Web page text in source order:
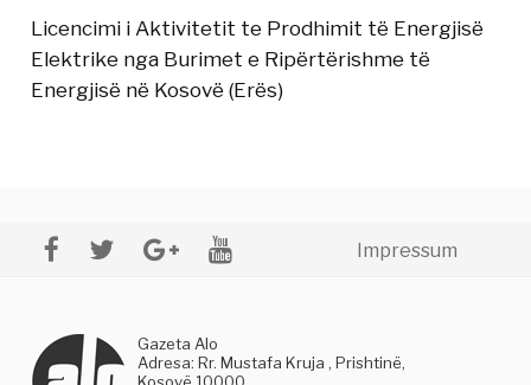
Licencimi i Aktivitetit te Prodhimit të Energjisë
Elektrike nga Burimet e Ripërtërishme të
Energjisë në Kosovë (Erës)
Impressum
Gazeta Alo
Adresa: Rr. Mustafa Kruja , Prishtinë,
Kosovë 10000